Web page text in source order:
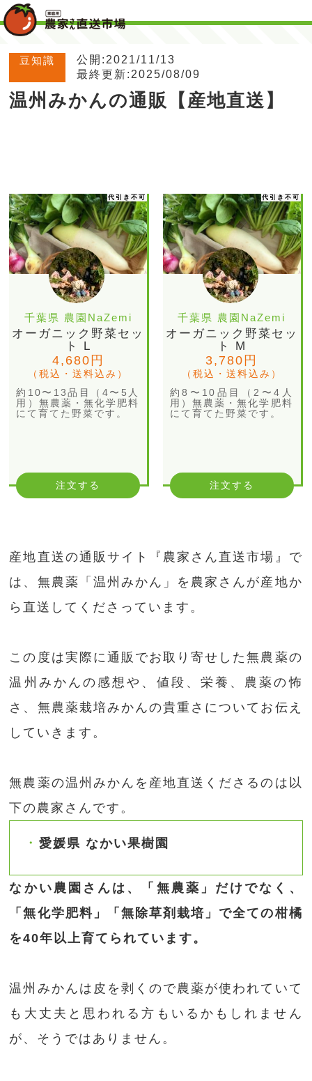
豆知識
公開:2021/11/13
最終更新:2025/08/09
温州みかんの通販【産地直送】
代引き不可
千葉県 農園NaZemi
オーガニック野菜セッ
ト L
4,680円
（税込・送料込み）
約10〜13品目（4〜5人
用）無農薬・無化学肥料
にて育てた野菜です。
注文する
代引き不可
千葉県 農園NaZemi
オーガニック野菜セッ
ト M
3,780円
（税込・送料込み）
約8〜10品目（2〜4人
用）無農薬・無化学肥料
にて育てた野菜です。
注文する
産地直送の通販サイト『農家さん直送市場』で
は、無農薬「温州みかん」を農家さんが産地か
ら直送してくださっています。
この度は実際に通販でお取り寄せした無農薬の
温州みかんの感想や、値段、栄養、農薬の怖
さ、無農薬栽培みかんの貴重さについてお伝え
していきます。
無農薬の温州みかんを産地直送くださるのは以
下の農家さんです。
愛媛県 なかい果樹園
なかい農園さんは、「無農薬」だけでなく、
「無化学肥料」「無除草剤栽培」で全ての柑橘
を40年以上育てられています。
温州みかんは皮を剥くので農薬が使われていて
も大丈夫と思われる方もいるかもしれません
が、そうではありません。